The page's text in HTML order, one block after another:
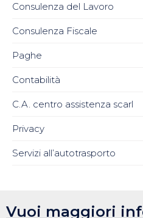
Consulenza del Lavoro
Consulenza Fiscale
Paghe
Contabilità
C.A. centro assistenza scarl
Privacy
Servizi all’autotrasporto
Vuoi maggiori